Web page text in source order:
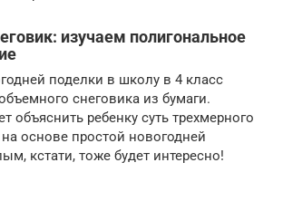
изучаем полигональное
поделки в школу в 4 класс
снеговика из бумаги.
объяснить ребенку суть трехмерного
основе простой новогодней
кстати, тоже будет интересно!